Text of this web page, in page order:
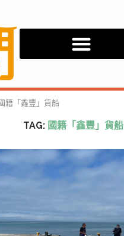
籍「鑫豐」貨船
TAG: 國籍「鑫豐」貨船